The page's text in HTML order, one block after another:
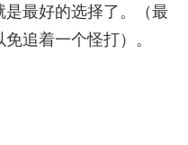
最好的选择了。（最
追着一个怪打）。